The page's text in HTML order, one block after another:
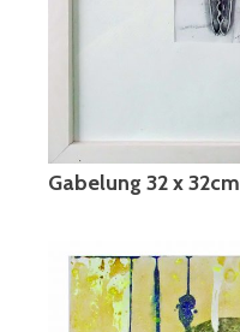
Gabelung 32 x 32cm